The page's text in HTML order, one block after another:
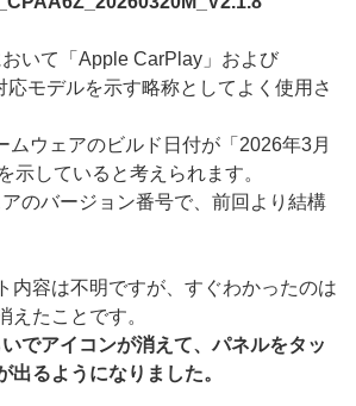
いて「Apple CarPlay」および
応モデルを示す略称としてよく使用さ
ムウェアのビルド日付が「2026年3月
示していると考えられます。
のバージョン番号で、前回より結構
内容は不明ですが、すぐわかったのは
えたことです。
でアイコンが消えて、パネルをタッ
出るようになりました。